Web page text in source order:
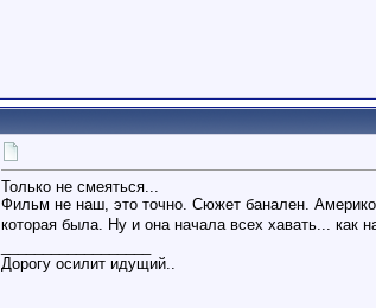
Только не смеяться...
Фильм не наш, это точно. Сюжет банален.
которая была. Ну и она начала всех хавать... как
Дорогу осилит идущий..